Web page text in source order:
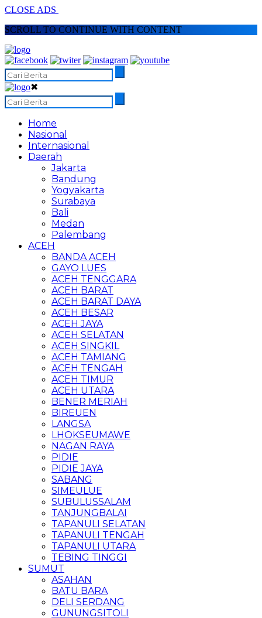
CLOSE ADS
SCROLL TO CONTINUE WITH CONTENT
✖
Home
Nasional
Internasional
Daerah
Jakarta
Bandung
Yogyakarta
Surabaya
Bali
Medan
Palembang
ACEH
BANDA ACEH
GAYO LUES
ACEH TENGGARA
ACEH BARAT
ACEH BARAT DAYA
ACEH BESAR
ACEH JAYA
ACEH SELATAN
ACEH SINGKIL
ACEH TAMIANG
ACEH TENGAH
ACEH TIMUR
ACEH UTARA
BENER MERIAH
BIREUEN
LANGSA
LHOKSEUMAWE
NAGAN RAYA
PIDIE
PIDIE JAYA
SABANG
SIMEULUE
SUBULUSSALAM
TANJUNGBALAI
TAPANULI SELATAN
TAPANULI TENGAH
TAPANULI UTARA
TEBING TINGGI
SUMUT
ASAHAN
BATU BARA
DELI SERDANG
GUNUNGSITOLI